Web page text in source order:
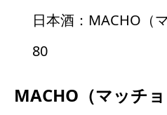
日本酒：MACHO（
80
MACHO（マッチ